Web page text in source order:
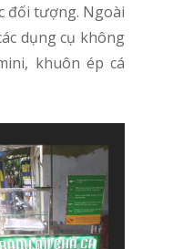
đối tượng. Ngoài
dụng cụ không
khuôn ép cá